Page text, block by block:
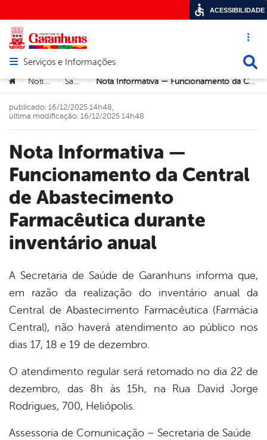
Acesso
Abrir menu principal de navegação
Serviços e Informações
Você está aqui:
> Notícias > Saúde > Nota Informativa — Funcionamento da Central de Abastecimento Farmacêutica durante inventário anual
Nota Informativa —
Funcionamento da Central
de Abastecimento
Farmacêutica durante
inventário anual
publicado: 16/12/2025 14h48,
última modificação: 16/12/2025 14h48
A Secretaria de Saúde de Garanhuns informa que,
em razão da realização do inventário anual da
Central de Abastecimento Farmacêutica (Farmácia
Central), não haverá atendimento ao público nos
dias 17, 18 e 19 de dezembro.
O atendimento regular será retomado no dia 22 de
dezembro, das 8h às 15h, na Rua David Jorge
Rodrigues, 700, Heliópolis.
Assessoria de Comunicação – Secretaria de Saúde
ACESSIBILIDADE